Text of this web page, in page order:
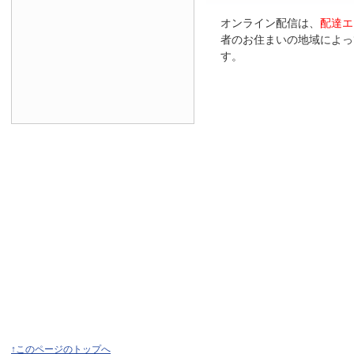
オンライン配信は、 配達
者のお住まいの地域によ
す。
↑このページのトップへ